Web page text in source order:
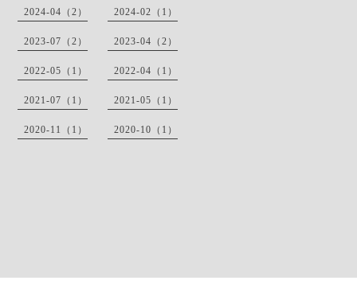
2024-04（2） 2024-02（1）
2023-07（2） 2023-04（2）
2022-05（1） 2022-04（1）
2021-07（1） 2021-05（1）
2020-11（1） 2020-10（1）